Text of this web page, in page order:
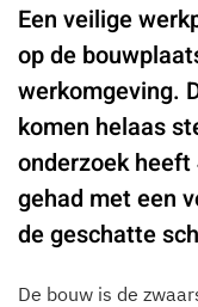
Een veilige
op de
werkomgeving.
komen helaas
onderzoek heeft
gehad met een
de geschatte
De bouw is de